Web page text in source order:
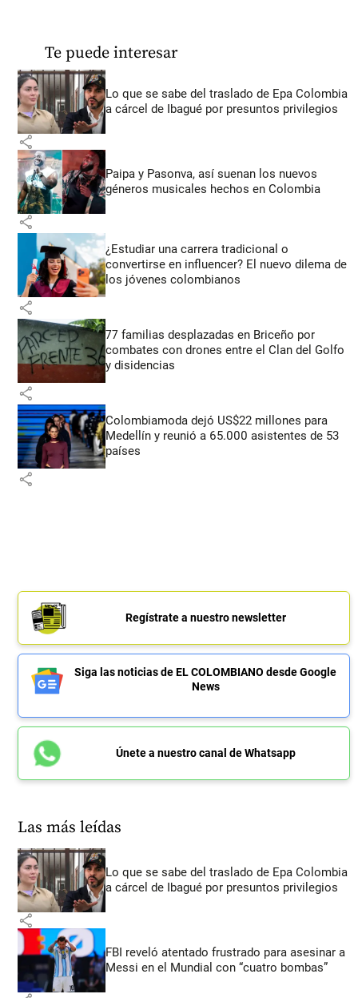
Te puede interesar
Lo que se sabe del traslado de Epa Colombia
a cárcel de Ibagué por presuntos privilegios
share
Paipa y Pasonva, así suenan los nuevos
géneros musicales hechos en Colombia
share
¿Estudiar una carrera tradicional o
convertirse en influencer? El nuevo dilema de
los jóvenes colombianos
share
77 familias desplazadas en Briceño por
combates con drones entre el Clan del Golfo
y disidencias
share
Colombiamoda dejó US$22 millones para
Medellín y reunió a 65.000 asistentes de 53
países
share
Regístrate a nuestro newsletter
Siga las noticias de EL COLOMBIANO desde Google
News
Únete a nuestro canal de Whatsapp
Las más leídas
Lo que se sabe del traslado de Epa Colombia
a cárcel de Ibagué por presuntos privilegios
share
FBI reveló atentado frustrado para asesinar a
Messi en el Mundial con “cuatro bombas”